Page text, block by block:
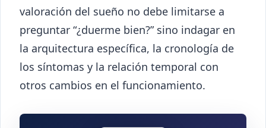
valoración del sueño no debe limitarse a
preguntar “¿duerme bien?” sino indagar en
la arquitectura específica, la cronología de
los síntomas y la relación temporal con
otros cambios en el funcionamiento.